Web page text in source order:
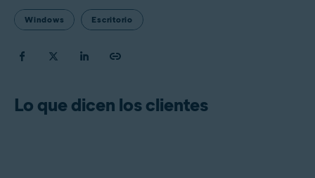
Windows Escritorio
Lo que dicen los clientes